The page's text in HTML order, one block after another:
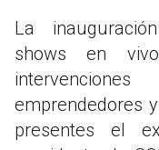
La
shows en
emprendedores
presentes el